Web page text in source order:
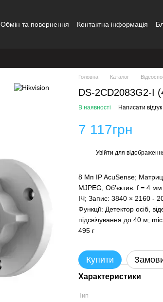
Обмін та повернення Контактна інформація
Головна Каталог
DS-2CD2083G2-I
В наявності Написати відгук
7 117грн
Увійти для
8 Мп IP AcuSense;
MJPEG; Об'єктив: f = 4
ІЧ; Запис: 3840 × 2160 -
Функції: Детектор осіб,
підсвічування до 40 м;
495 г
Купити
Характеристики
Тип